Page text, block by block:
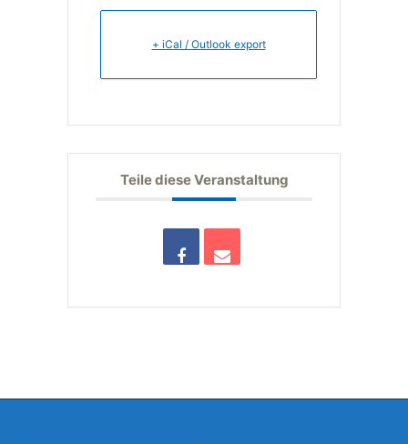
+ iCal / Outlook export
Teile diese Veranstaltung